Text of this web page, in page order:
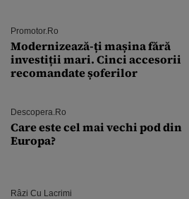
Promotor.ro
Modernizează-ți mașina fără
investiții mari. Cinci accesorii
recomandate șoferilor
Descopera.ro
Care este cel mai vechi pod din
Europa?
Râzi Cu Lacrimi